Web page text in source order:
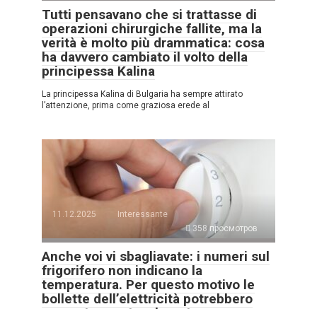
Tutti pensavano che si trattasse di
operazioni chirurgiche fallite, ma la
verità è molto più drammatica: cosa
ha davvero cambiato il volto della
principessa Kalina
La principessa Kalina di Bulgaria ha sempre attirato
l’attenzione, prima come graziosa erede al
11.12.2025
Interessante
358 просмотров
Anche voi vi sbagliavate: i numeri sul
frigorifero non indicano la
temperatura. Per questo motivo le
bollette dell’elettricità potrebbero